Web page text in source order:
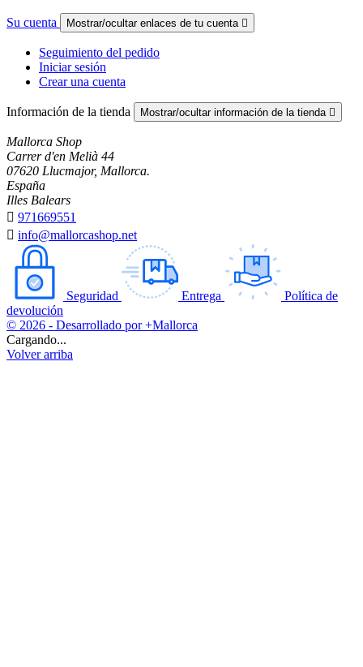
Su cuenta Mostrar/ocultar enlaces de tu cuenta 
Seguimiento del pedido
Iniciar sesión
Crear una cuenta
Información de la tienda Mostrar/ocultar información de la tienda 
Mallorca Shop
Carrer d'en Melià 44
07620 Llucmajor, Mallorca.
España
Illes Balears
 971669551
 info@mallorcashop.net
Seguridad Entrega
Política de
devolución
© 2026 - Desarrollado por +Mallorca
Cargando...
Volver arriba